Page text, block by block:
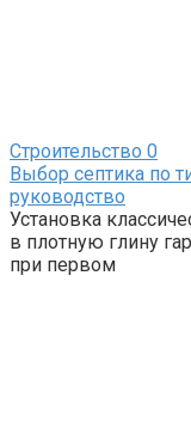
Строительство 0
Выбор септика по
руководство
Установка
в плотную глину
при первом